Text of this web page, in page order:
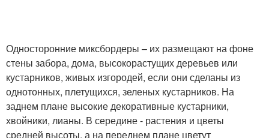
Односторонние миксбордеры – их размещают на фоне
стены забора, дома, высокорастущих деревьев или
кустарников, живых изгородей, если они сделаны из
однотонных, плетущихся, зеленых кустарников. На
заднем плане высокие декоративные кустарники,
хвойники, лианы. В середине - растения и цветы
средней высоты, а на переднем плане цветут